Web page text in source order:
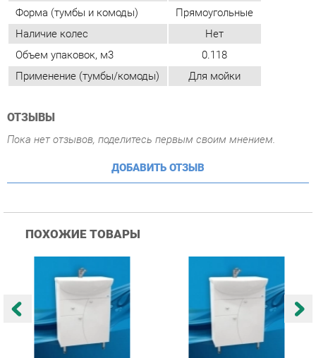
ОТЗЫВЫ
Пока нет отзывов, поделитесь первым своим мнением.
ДОБАВИТЬ ОТЗЫВ
ПОХОЖИЕ ТОВАРЫ
Купить
Тумба под умывальник
Артель ТМ Персей 65 2-
5 278 ₽ Купить
Тумба под умывальник
Артель ТМ Персей 60 2-
5 090 ₽
info@bath-ekb.ru +7 (343) 382-20-86